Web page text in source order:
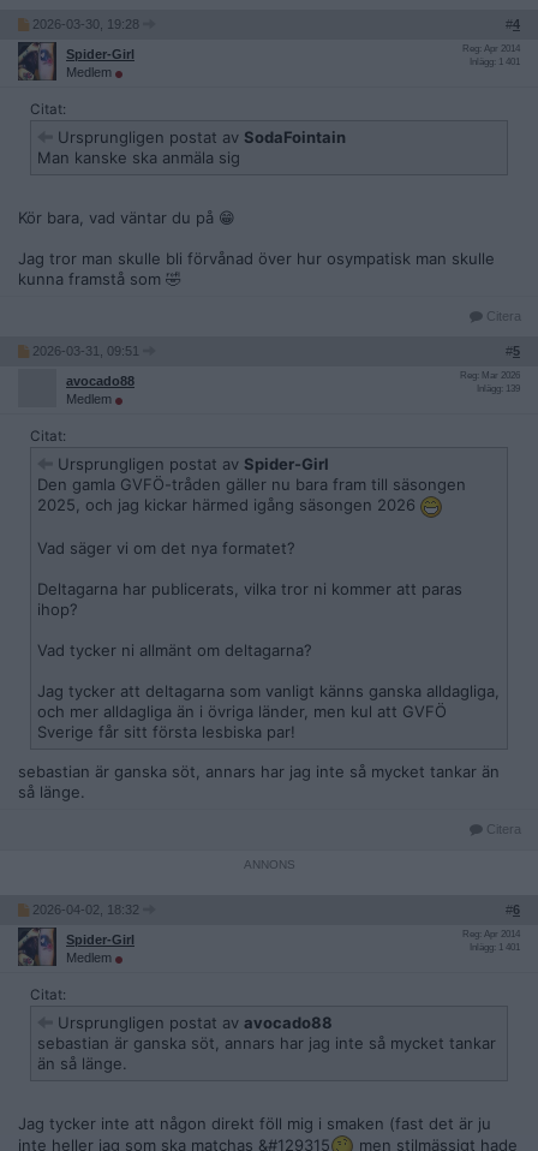
2026-03-30, 19:28 #4
Spider-Girl
Medlem
Reg: Apr 2014
Inlägg: 1 401
Citat:
Ursprungligen postat av SodaFointain
Man kanske ska anmäla sig
Kör bara, vad väntar du på 😁
Jag tror man skulle bli förvånad över hur osympatisk man skulle
kunna framstå som 🤣
Citera
2026-03-31, 09:51 #5
avocado88
Medlem
Reg: Mar 2026
Inlägg: 139
Citat:
Ursprungligen postat av Spider-Girl
Den gamla GVFÖ-tråden gäller nu bara fram till säsongen
2025, och jag kickar härmed igång säsongen 2026
Vad säger vi om det nya formatet?
Deltagarna har publicerats, vilka tror ni kommer att paras
ihop?
Vad tycker ni allmänt om deltagarna?
Jag tycker att deltagarna som vanligt känns ganska alldagliga,
och mer alldagliga än i övriga länder, men kul att GVFÖ
Sverige får sitt första lesbiska par!
sebastian är ganska söt, annars har jag inte så mycket tankar än
så länge.
Citera
2026-04-02, 18:32 #6
Spider-Girl
Medlem
Reg: Apr 2014
Inlägg: 1 401
Citat:
Ursprungligen postat av avocado88
sebastian är ganska söt, annars har jag inte så mycket tankar
än så länge.
Jag tycker inte att någon direkt föll mig i smaken (fast det är ju
inte heller jag som ska matchas &#129315
men stilmässigt hade